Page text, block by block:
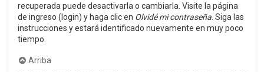
recuperada puede desactivarla o cambiarla. Visite la página
de ingreso (login) y haga clic en Olvidé mi contraseña . Siga las
instrucciones y estará identificado nuevamente en muy poco
tiempo.
Arriba